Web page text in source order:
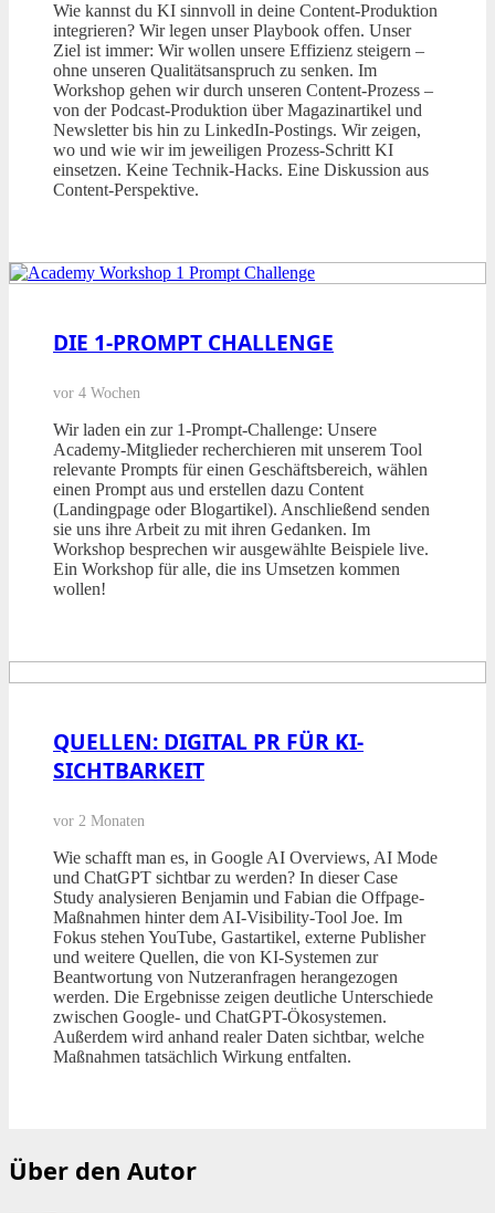
Wie kannst du KI sinnvoll in deine Content-Produktion
integrieren? Wir legen unser Playbook offen. Unser
Ziel ist immer: Wir wollen unsere Effizienz steigern –
ohne unseren Qualitätsanspruch zu senken. Im
Workshop gehen wir durch unseren Content-Prozess –
von der Podcast-Produktion über Magazinartikel und
Newsletter bis hin zu LinkedIn-Postings. Wir zeigen,
wo und wie wir im jeweiligen Prozess-Schritt KI
einsetzen. Keine Technik-Hacks. Eine Diskussion aus
Content-Perspektive.
DIE 1-PROMPT CHALLENGE
vor 4 Wochen
Wir laden ein zur 1-Prompt-Challenge: Unsere
Academy-Mitglieder recherchieren mit unserem Tool
relevante Prompts für einen Geschäftsbereich, wählen
einen Prompt aus und erstellen dazu Content
(Landingpage oder Blogartikel). Anschließend senden
sie uns ihre Arbeit zu mit ihren Gedanken. Im
Workshop besprechen wir ausgewählte Beispiele live.
Ein Workshop für alle, die ins Umsetzen kommen
wollen!
QUELLEN: DIGITAL PR FÜR KI-
SICHTBARKEIT
vor 2 Monaten
Wie schafft man es, in Google AI Overviews, AI Mode
und ChatGPT sichtbar zu werden? In dieser Case
Study analysieren Benjamin und Fabian die Offpage-
Maßnahmen hinter dem AI-Visibility-Tool Joe. Im
Fokus stehen YouTube, Gastartikel, externe Publisher
und weitere Quellen, die von KI-Systemen zur
Beantwortung von Nutzeranfragen herangezogen
werden. Die Ergebnisse zeigen deutliche Unterschiede
zwischen Google- und ChatGPT-Ökosystemen.
Außerdem wird anhand realer Daten sichtbar, welche
Maßnahmen tatsächlich Wirkung entfalten.
Über den Autor